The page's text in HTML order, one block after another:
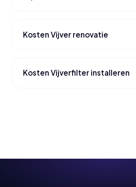
Kosten Vijver renovatie
Kosten Vijverfilter installeren